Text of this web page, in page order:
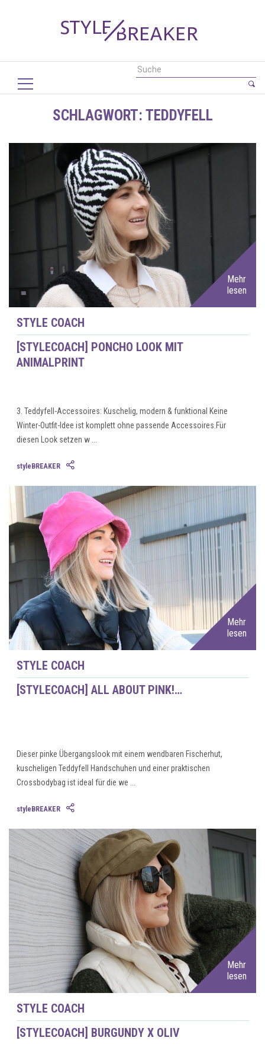
SCHLAGWORT: TEDDYFELL
Mehr
lesen
STYLE COACH
[STYLECOACH] PONCHO LOOK MIT
ANIMALPRINT
3. Teddyfell-Accessoires: Kuschelig, modern & funktional Keine
Winter-Outfit-Idee ist komplett ohne passende Accessoires.Für
diesen Look setzen w ...
styleBREAKER
Mehr
lesen
STYLE COACH
[STYLECOACH] ALL ABOUT PINK!…
Dieser pinke Übergangslook mit einem wendbaren Fischerhut,
kuscheligen Teddyfell Handschuhen und einer praktischen
Crossbodybag ist ideal für die we ...
styleBREAKER
Mehr
lesen
STYLE COACH
[STYLECOACH] BURGUNDY X OLIV